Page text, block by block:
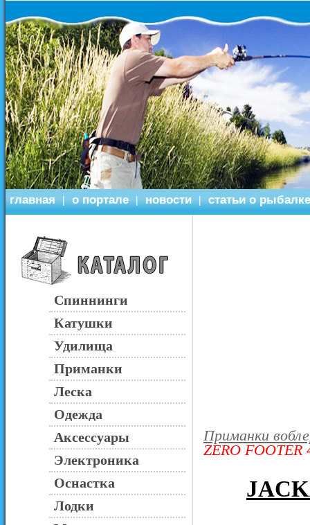
главная | о портале | новости | статьи о рыбалке
Спиннинги
Катушки
Удилища
Приманки
Леска
Одежда
Аксессуары
Электроника
Оснастка
Лодки
Приманки
ZERO FOOTER